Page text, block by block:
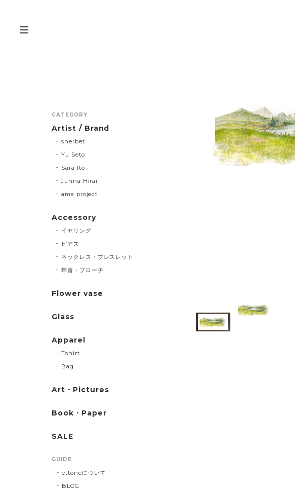
CATEGORY
Artist / Brand
sherbet
Yu Seto
Sara Ito
Junna Hirai
ama project
Accessory
イヤリング
ピアス
ネックレス・ブレスレット
帯留・ブローチ
Flower vase
Glass
Apparel
Tshirt
Bag
Art・Pictures
Book・Paper
SALE
GUIDE
ettoneについて
BLOG